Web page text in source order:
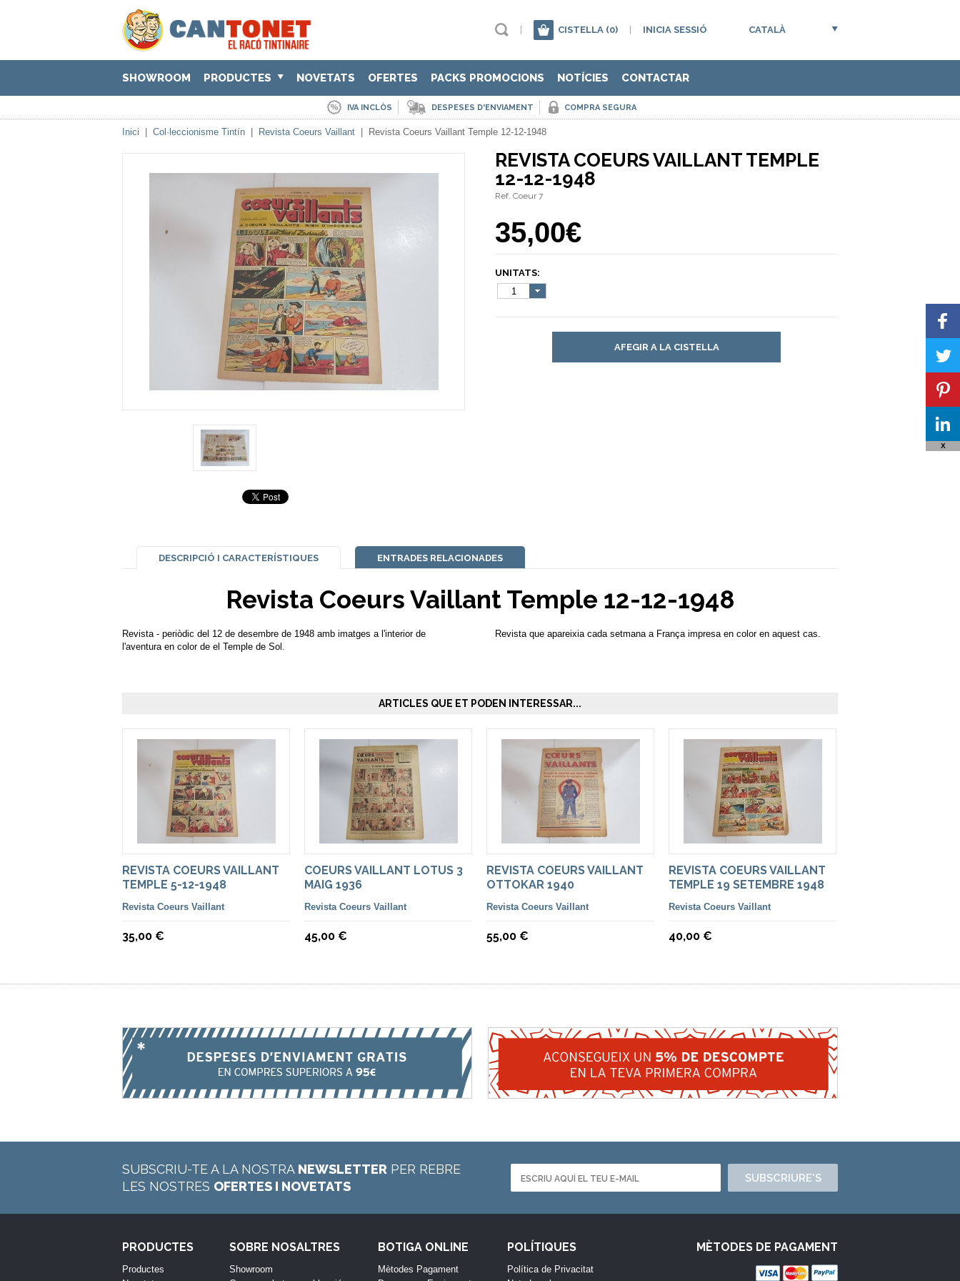
CISTELLA (0) INICIA SESSIÓ CATALÀ
SHOWROOM PRODUCTES NOVETATS OFERTES PACKS PROMOCIONS NOTÍCIES CONTACTAR
IVA INCLÒS DESPESES D'ENVIAMENT COMPRA SEGURA
Inici Col·leccionisme Tintín Revista Coeurs Vaillant Revista Coeurs Vaillant Temple 12-12-1948
REVISTA COEURS VAILLANT TEMPLE
12-12-1948
Ref. Coeur 7
35,00€
UNITATS:
1
AFEGIR A LA CISTELLA
DESCRIPCIÓ I CARACTERÍSTIQUES ENTRADES RELACIONADES
Revista Coeurs Vaillant Temple 12-12-1948
Revista - periòdic del 12 de desembre de 1948 amb imatges a l'interior de
l'aventura en color de el Temple de Sol.
Revista que apareixia cada setmana a França impresa en color en aquest cas.
ARTICLES QUE ET PODEN INTERESSAR...
REVISTA COEURS VAILLANT
TEMPLE 5-12-1948
Revista Coeurs Vaillant
35,00 €
COEURS VAILLANT LOTUS 3
MAIG 1936
Revista Coeurs Vaillant
45,00 €
REVISTA COEURS VAILLANT
OTTOKAR 1940
Revista Coeurs Vaillant
55,00 €
REVISTA COEURS VAILLANT
TEMPLE 19 SETEMBRE 1948
Revista Coeurs Vaillant
40,00 €
SUBSCRIU-TE A LA NOSTRA NEWSLETTER PER REBRE
LES NOSTRES OFERTES I NOVETATS
SUBSCRIURE'S
PRODUCTES
Productes
SOBRE NOSALTRES
Showroom
BOTIGA ONLINE
Mètodes Pagament
POLÍTIQUES
Política de Privacitat
MÈTODES DE PAGAMENT
X